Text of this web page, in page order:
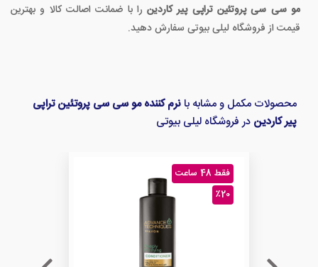
مو سی سی پروتئین تراپی پیر کاردینرا با ضمانت اصالت کالا و بهترین
قیمت از فروشگاه لیلی بیوتی سفارش دهید.
محصولات مکمل و مشابه با نرم کننده مو سی سی پروتئین تراپی
پیر کاردین در فروشگاه لیلی بیوتی
فقط 48 ساعت
٪20